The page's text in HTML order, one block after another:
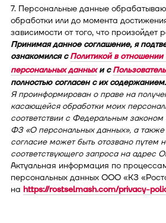
7. Персональные данные
обработки или до момента
зависимости от того, что произойдет
Принимая данное соглашение, я
ознакомился сПолитикой в отношении
персональных данныхи с
полностью согласен с их содержанием.
Я проинформирован о праве на
касающейся обработки моих
соответствии с Федеральным
ФЗ «О персональных данных», а также
согласие может быть отозвано путем
соответствующего запроса на адрес
Актуальная информация по
персональных данных ООО «КЗ
на https://rostselmash.com/privacy-